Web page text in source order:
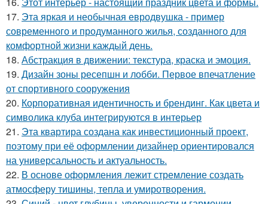
17. Эта яркая и необычная евродвушка - пример
современного и продуманного жилья, созданного для
комфортной жизни каждый день.
18. Абстракция в движении: текстура, краска и эмоция.
19. Дизайн зоны ресепшн и лобби. Первое впечатление
от спортивного сооружения
20. Корпоративная идентичность и брендинг. Как цвета и
символика клуба интегрируются в интерьер
21. Эта квартира создана как инвестиционный проект,
поэтому при её оформлении дизайнер ориентировался
на универсальность и актуальность.
22. В основе оформления лежит стремление создать
атмосферу тишины, тепла и умиротворения.